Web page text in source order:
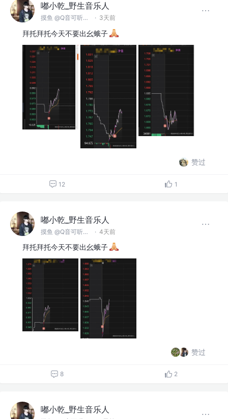
嘟小乾_野生音乐人
摸鱼 @Q音可听俺的歌 · 3天前
拜托拜托今天不要出幺蛾子
赞过
12 1
嘟小乾_野生音乐人
摸鱼 @Q音可听俺的歌 · 4天前
拜托拜托今天不要出幺蛾子
赞过
8 2
嘟小乾_野生音乐人